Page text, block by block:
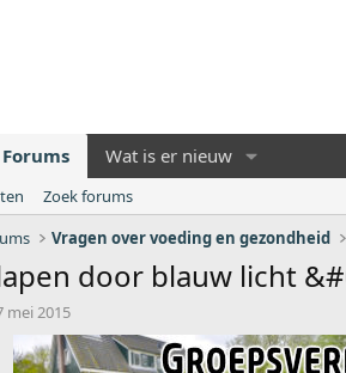
Forums Wat is er nieuw
Zoek forums
Vragen over voeding en gezondheid
door blauw licht
mei 2015